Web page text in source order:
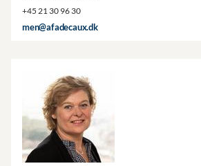
+45 21 30 96 30
men@afadecaux.dk